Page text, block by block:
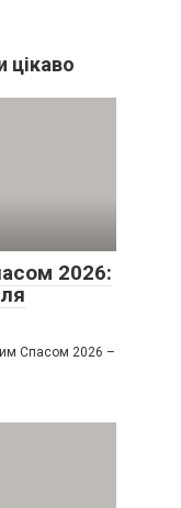
2026:
Спасом 2026 –